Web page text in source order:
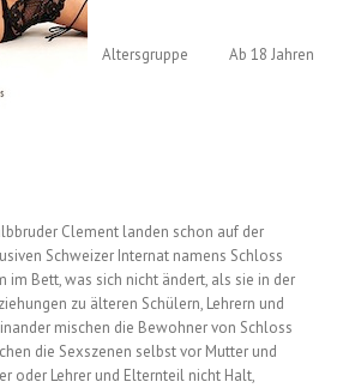
Altersgruppe Ab 18 Jahren
Clement landen schon auf der
Schweizer Internat namens Schloss
im Bett, was sich nicht ändert, als sie in der
zu älteren Schülern, Lehrern und
mischen die Bewohner von Schloss
die Sexszenen selbst vor Mutter und
oder Lehrer und Elternteil nicht Halt,